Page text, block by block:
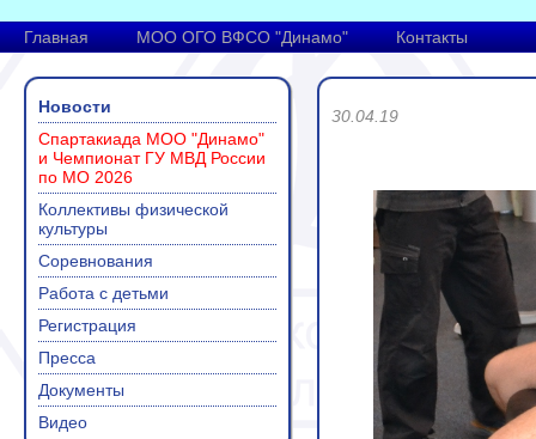
Главная МОО ОГО ВФСО "Динамо" Контакты
Новости
Спартакиада МОО "Динамо"
и Чемпионат ГУ МВД России
по МО 2026
Коллективы физической
культуры
Соревнования
Работа с детьми
Регистрация
Пресса
Документы
Видео
30.04.19